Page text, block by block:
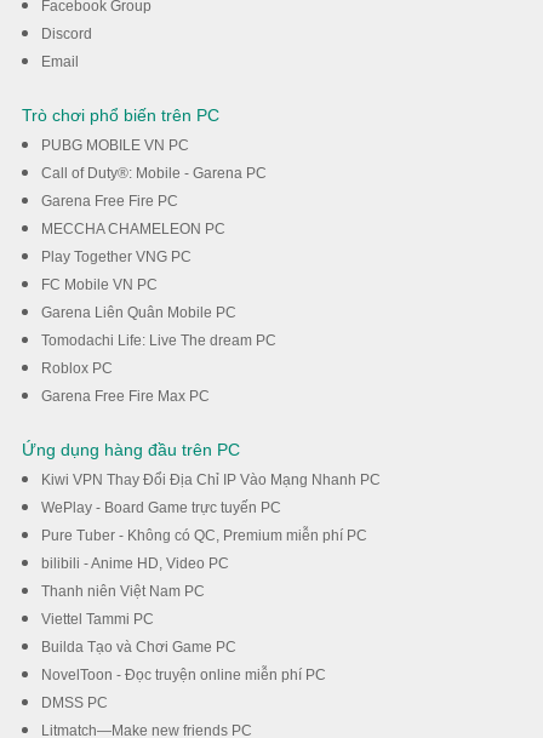
Facebook Group
Discord
Email
Trò chơi phổ biến trên PC
PUBG MOBILE VN PC
Call of Duty®: Mobile - Garena PC
Garena Free Fire PC
MECCHA CHAMELEON PC
Play Together VNG PC
FC Mobile VN PC
Garena Liên Quân Mobile PC
Tomodachi Life: Live The dream PC
Roblox PC
Garena Free Fire Max PC
Ứng dụng hàng đầu trên PC
Kiwi VPN Thay Đổi Địa Chỉ IP Vào Mạng Nhanh PC
WePlay - Board Game trực tuyến PC
Pure Tuber - Không có QC, Premium miễn phí PC
bilibili - Anime HD, Video PC
Thanh niên Việt Nam PC
Viettel Tammi PC
Builda Tạo và Chơi Game PC
NovelToon - Đọc truyện online miễn phí PC
DMSS PC
Litmatch—Make new friends PC